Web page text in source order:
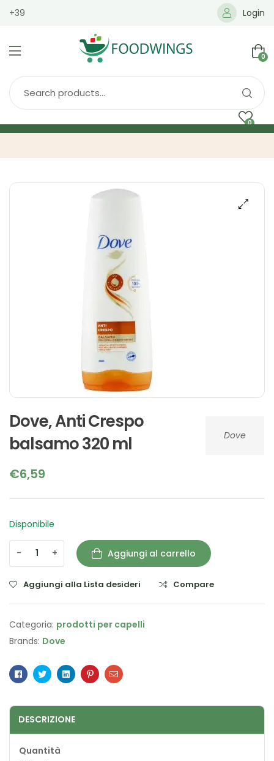
+39 Login
0
0
Dove
Dove, Anti Crespo
balsamo 320 ml
€6,59
Disponibile
- + Aggiungi al carrello
Aggiungi alla Lista desideri Compare
Categoria: prodotti per capelli
Brands: Dove
Facebook
TwitterLinkedinPinterestEmail
DESCRIZIONE
Quantità